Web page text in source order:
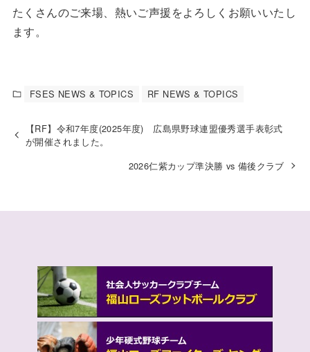
たくさんのご来場、熱いご声援をよろしくお願いいたし
ます。
FSES NEWS & TOPICS RF NEWS & TOPICS
【RF】令和7年度(2025年度) 広島県野球連盟優秀選手表彰式
が開催されました。
2026仁紫カップ準決勝 vs 備後クラブ